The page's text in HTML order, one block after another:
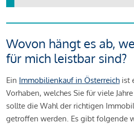
Wovon hängt es ab,
für mich leistbar sind?
Ein Immobilienkauf in Österreich ist
Vorhaben, welches Sie für viele
sollte die Wahl der richtigen
getroffen werden. Es gibt folgende